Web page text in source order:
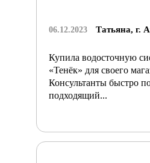
06.12.2023 Татьяна, г.
Купила водосточную
«Тенёк» для своего
Консультанты быстро
подходящий...